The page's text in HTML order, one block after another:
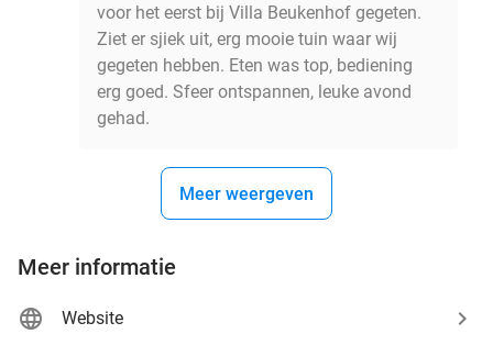
voor het eerst bij Villa Beukenhof gegeten.
Ziet er sjiek uit, erg mooie tuin waar wij
gegeten hebben. Eten was top, bediening
erg goed. Sfeer ontspannen, leuke avond
gehad.
Meer weergeven
Meer informatie
Website